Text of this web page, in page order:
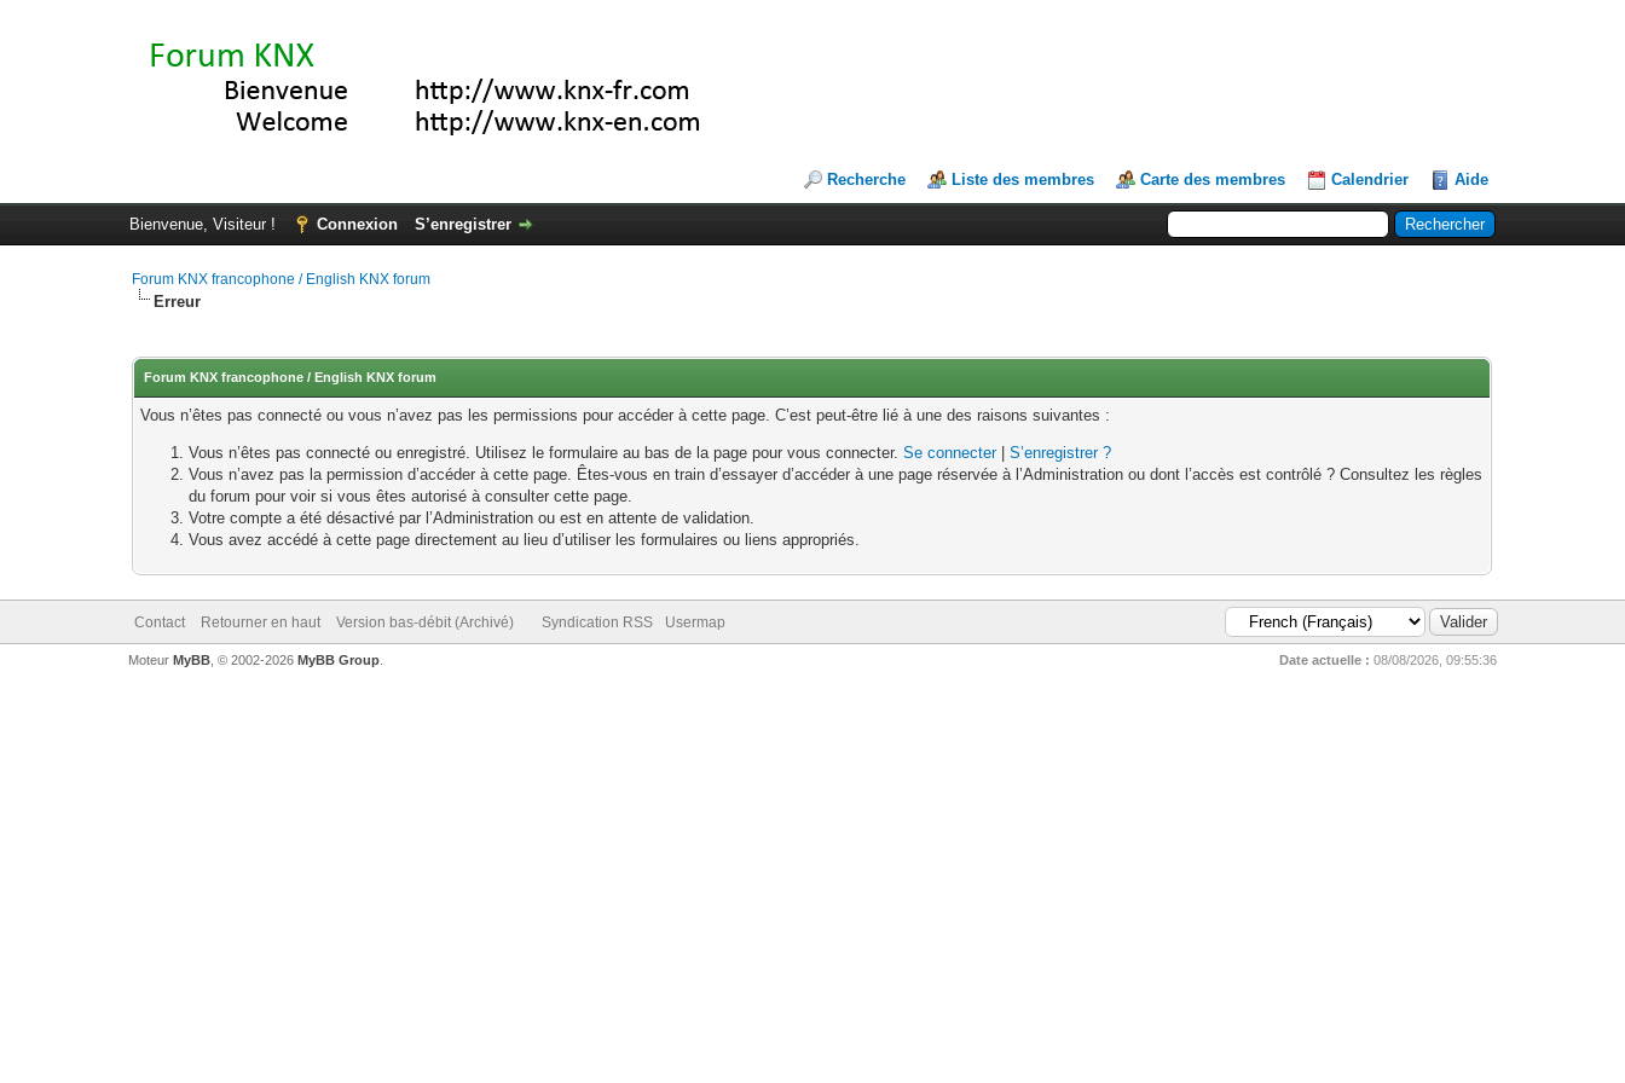
Recherche Liste des membres Carte des membres Calendrier Aide
Bienvenue, Visiteur ! Connexion S’enregistrer
Forum KNX francophone / English KNX forum
Erreur
Forum KNX francophone / English KNX forum
Vous n’êtes pas connecté ou vous n’avez pas les permissions pour accéder à cette page. C’est peut-être lié à une des raisons suivantes :
Vous n’êtes pas connecté ou enregistré. Utilisez le formulaire au bas de la page pour vous connecter.Se connecter|S’enregistrer ?
Vous n’avez pas la permission d’accéder à cette page. Êtes-vous en train d’essayer d’accéder à une page réservée à l’Administration ou dont l’accès est contrôlé ? Consultez les règles
du forum pour voir si vous êtes autorisé à consulter cette page.
Votre compte a été désactivé par l’Administration ou est en attente de validation.
Vous avez accédé à cette page directement au lieu d’utiliser les formulaires ou liens appropriés.
Contact Retourner en haut Version bas-débit (Archivé) Syndication RSS Usermap
Date actuelle : 08/08/2026, 09:55:36
Moteur MyBB, © 2002-2026 MyBB Group.